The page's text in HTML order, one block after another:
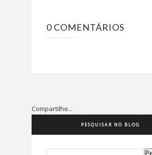
0 COMENTÁRIOS
Compartilhe...
PESQUISAR NO BLOG